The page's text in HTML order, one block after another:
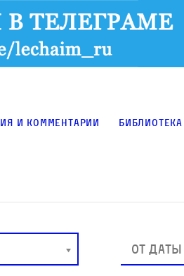
и комментарии Библиотека